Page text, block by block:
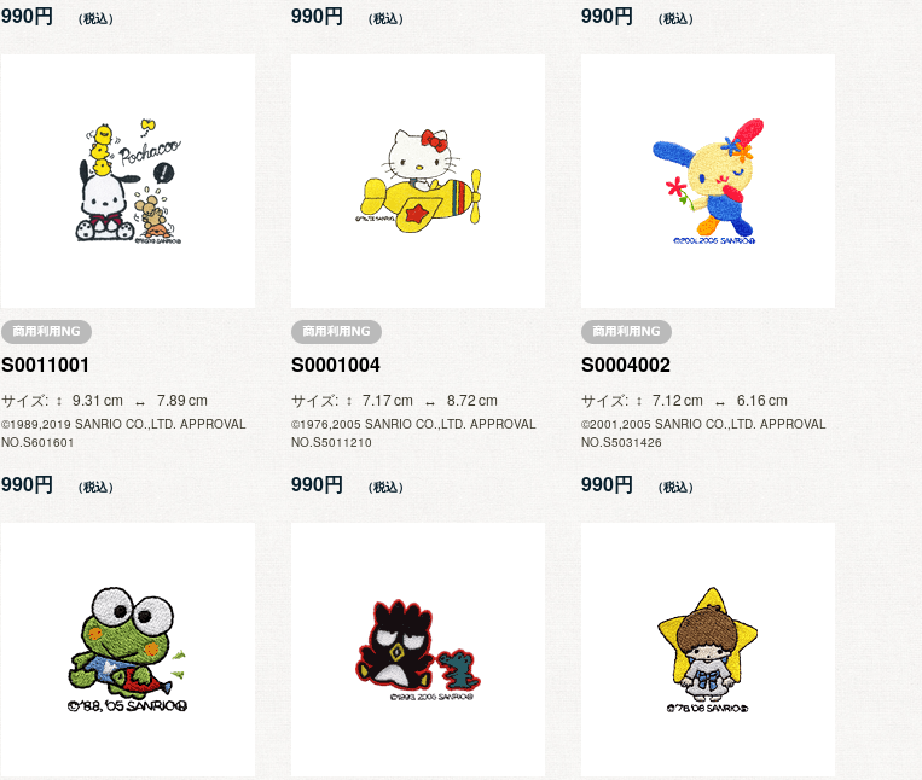
990円 990円 990円
S0011001
サイズ 9.31 7.89
©1989,2019 SANRIO CO.,LTD. APPROVAL
NO.S601601
990円
S0001004
サイズ 7.17 8.72
©1976,2005 SANRIO CO.,LTD. APPROVAL
NO.S5011210
990円
S0004002
サイズ 7.12 6.16
©2001,2005 SANRIO CO.,LTD. APPROVAL
NO.S5031426
990円